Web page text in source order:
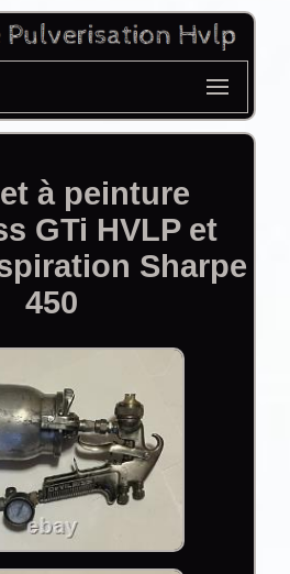
à peinture
GTi HVLP et
Sharpe
450